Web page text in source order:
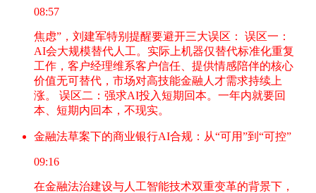
08:57
焦虑”，刘建军特别提醒要避开三大误区： 误区一：
AI会大规模替代人工。实际上机器仅替代标准化重复
工作，客户经理维系客户信任、提供情感陪伴的核心
价值无可替代，市场对高技能金融人才需求持续上
涨。 误区二：强求AI投入短期回本。一年内就要回
本、短期内回本，不现实。
金融法草案下的商业银行AI合规：从“可用”到“可控”
09:16
在金融法治建设与人工智能技术双重变革的背景下，